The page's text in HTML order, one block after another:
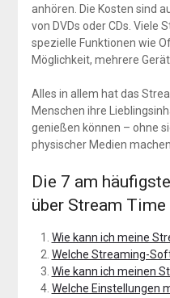
anhören. Die Kosten sind
von DVDs oder CDs. Viele
spezielle Funktionen wie
Möglichkeit, mehrere
Alles in allem hat das
Menschen ihre
genießen können – ohne
physischer Medien
Die 7 am
über Stream Time
Wie kann ich meine
Welche Streaming-
Wie kann ich meinen
Welche Einstellungen